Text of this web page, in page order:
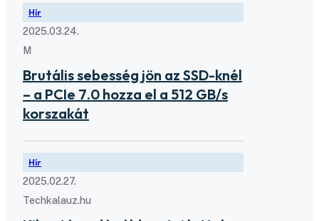
Hír
2025.03.24.
M
Brutális sebesség jön az SSD-knél
– a PCIe 7.0 hozza el a 512 GB/s
korszakát
Hír
2025.02.27.
Techkalauz.hu